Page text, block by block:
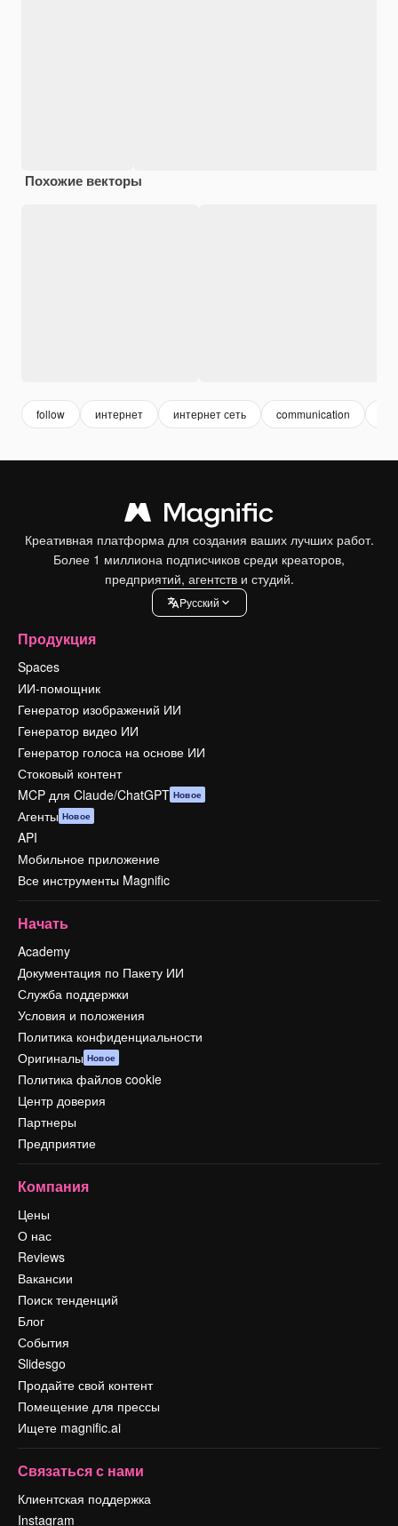
Похожие векторы
follow интернет интернет сеть communication
Креативная платформа для создания ваших лучших работ.
Более 1 миллиона подписчиков среди креаторов,
предприятий, агентств и студий.
Pусский
Продукция
Spaces
ИИ-помощник
Генератор изображений ИИ
Генератор видео ИИ
Генератор голоса на основе ИИ
Стоковый контент
MCP для Claude/ChatGPT Новое
Агенты Новое
API
Мобильное приложение
Все инструменты Magnific
Начать
Academy
Документация по Пакету ИИ
Служба поддержки
Условия и положения
Политика конфиденциальности
Оригиналы Новое
Политика файлов cookie
Центр доверия
Партнеры
Предприятие
Компания
Цены
О нас
Reviews
Вакансии
Поиск тенденций
Блог
События
Slidesgo
Продайте свой контент
Помещение для прессы
Ищете magnific.ai
Связаться с нами
Клиентская поддержка
Instagram